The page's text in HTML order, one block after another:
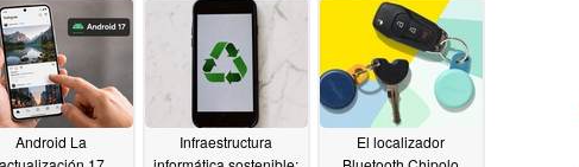
07/15/2026
Android La
Infraestructura
El localizador